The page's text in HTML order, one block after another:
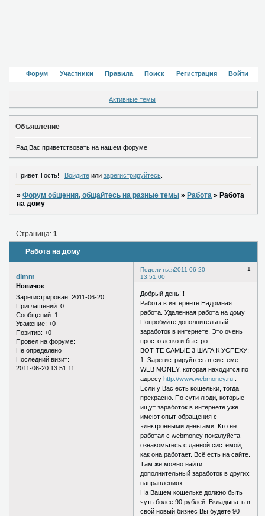
Форум Участники Правила Поиск Регистрация Войти
Активные темы
Объявление
Рад Вас приветствовать на нашем форуме
Привет, Гость! Войдитеили зарегистрируйтесь.
»Форум общения, общайтесь на разные темы »Работа »Работа
на дому
Работа на дому
Страница:1
Поделиться 1
2011-06-20
13:51:00
dimm
Новичок
Зарегистрирован: 2011-06-20
Приглашений: 0
Сообщений: 1
Уважение: +0
Позитив: +0
Провел на форуме:
Не определено
Последний визит:
2011-06-20 13:51:11
Добрый день!!!
Работа в интернете.Надомная
работа. Удаленная работа на дому
Попробуйте дополнительный
заработок в интернете. Это очень
просто легко и быстро:
ВОТ ТЕ САМЫЕ 3 ШАГА К УСПЕХУ:
1. Зарегистрируйтесь в системе
WEB MONEY, которая находится по
адресу http://www.webmoney.ru
Если у Вас есть кошельки, тогда
прекрасно. По сути люди, которые
ищут заработок в интернете уже
имеют опыт обращения с
электронными деньгами. Кто не
работал с webmoney пожалуйста
ознакомьтесь с данной системой,
как она работает. Всё есть на сайте.
Там же можно найти
дополнительный заработок в других
направлениях.
На Вашем кошельке должно быть
чуть более 90 рублей. Вкладывать в
свой новый бизнес Вы будете 90